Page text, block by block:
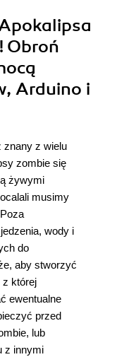
Obroń
Arduino i
znany z wielu
zombie się
żywymi
musimy
wody i
do
aby stworzyć
z której
ewentualne
przed
lub
z innymi